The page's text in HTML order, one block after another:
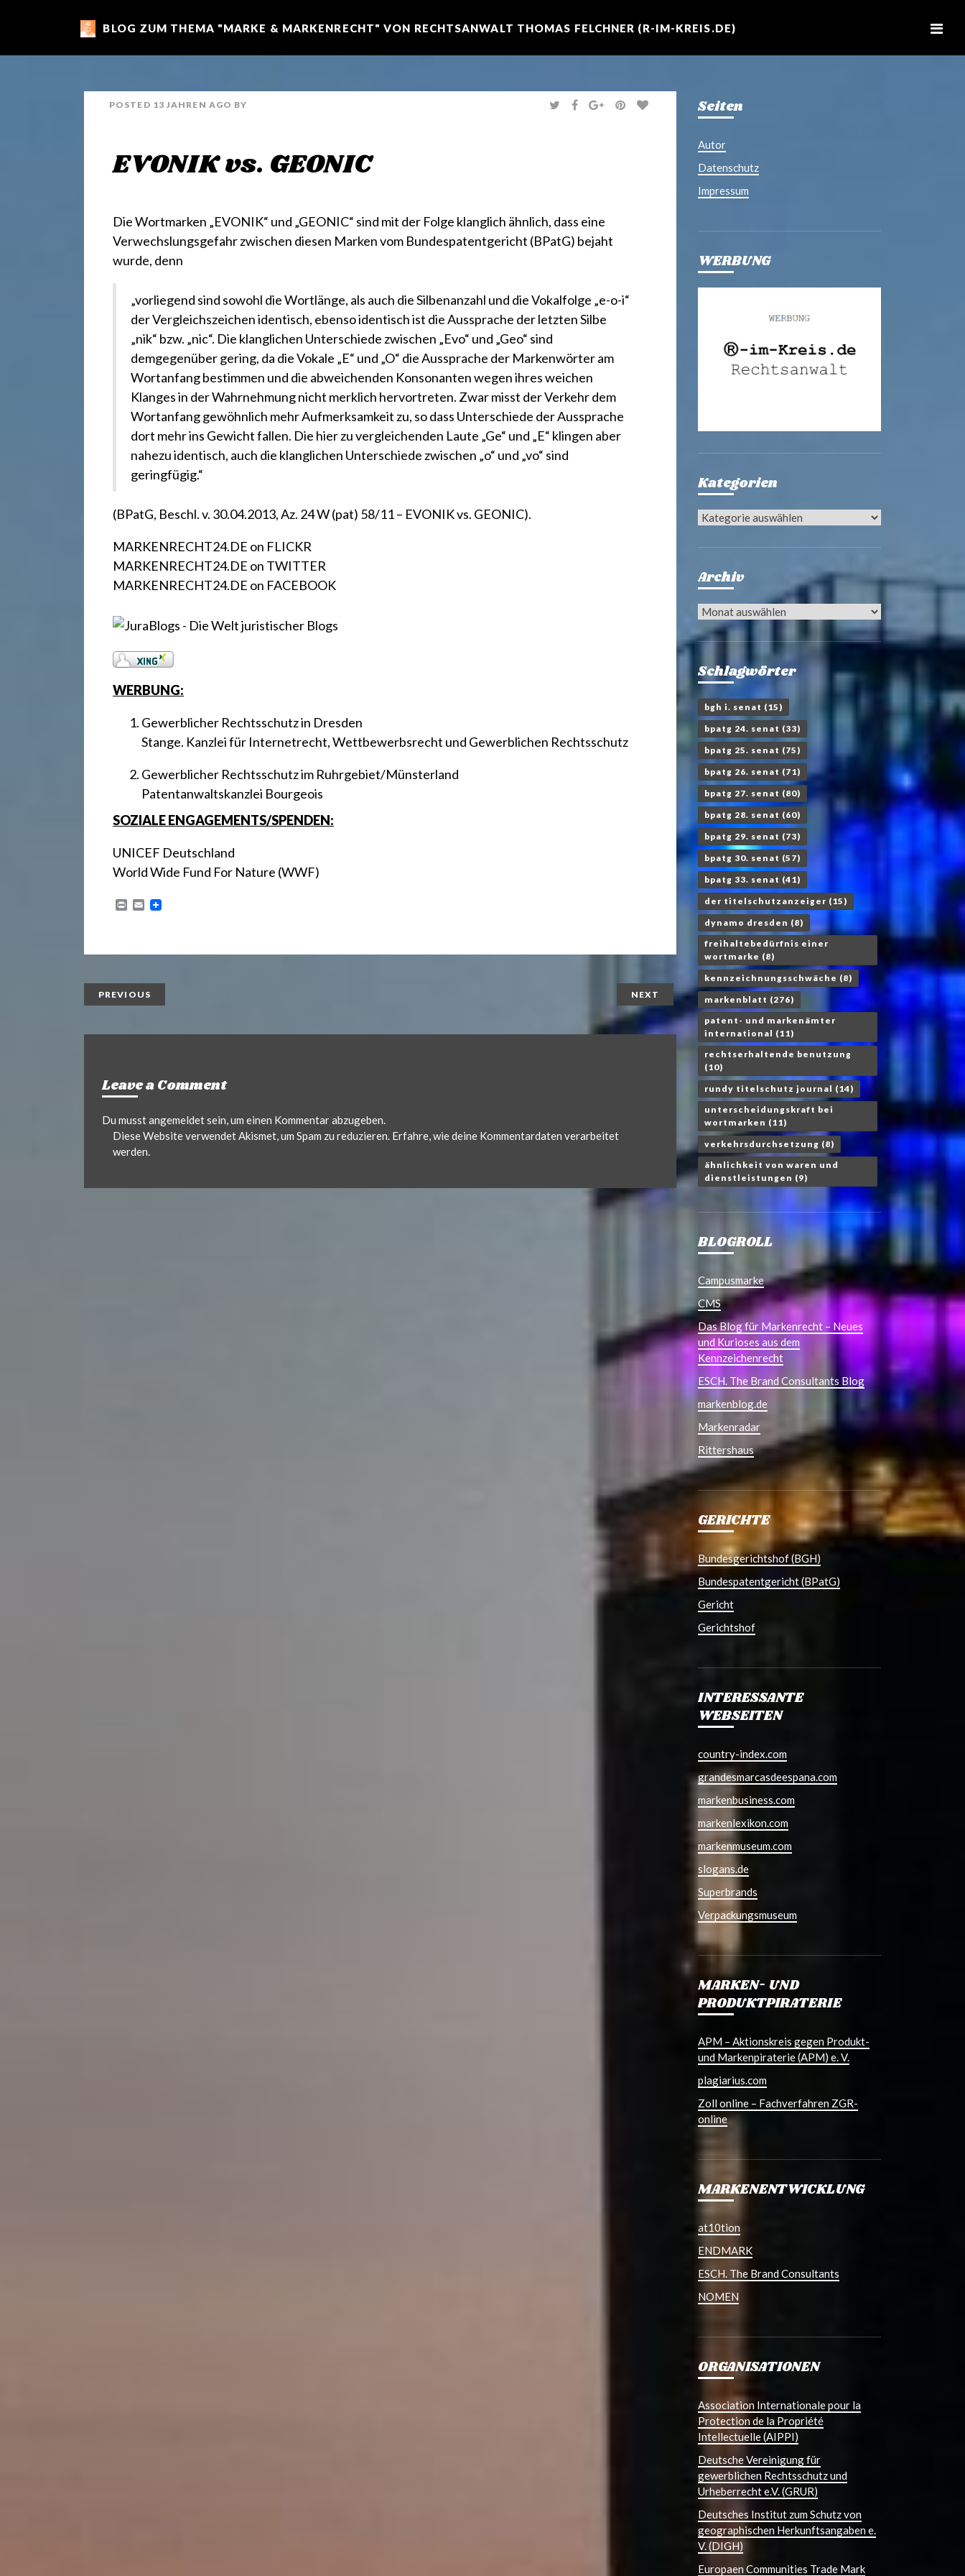
m
a
BLOG ZUM THEMA "MARKE & MARKENRECHT" VON RECHTSANWALT THOMAS FELCHNER (R-IM-KREIS.DE)
POSTED 13 JAHREN AGO BY
T
W
F
A
G
O
P
I
EVONIK vs. GEONIC
Die Wortmarken „EVONIK“ und „GEONIC“ sind mit der Folge klanglich ähnlich, dass eine
Verwechslungsgefahr zwischen diesen Marken vom Bundespatentgericht (BPatG) bejaht
wurde, denn
„vorliegend sind sowohl die Wortlänge, als auch die Silbenanzahl und die Vokalfolge „e-o-i“
der Vergleichszeichen identisch, ebenso identisch ist die Aussprache der letzten Silbe
„nik“ bzw. „nic“. Die klanglichen Unterschiede zwischen „Evo“ und „Geo“ sind
demgegenüber gering, da die Vokale „E“ und „O“ die Aussprache der Markenwörter am
Wortanfang bestimmen und die abweichenden Konsonanten wegen ihres weichen
Klanges in der Wahrnehmung nicht merklich hervortreten. Zwar misst der Verkehr dem
Wortanfang gewöhnlich mehr Aufmerksamkeit zu, so dass Unterschiede der Aussprache
dort mehr ins Gewicht fallen. Die hier zu vergleichenden Laute „Ge“ und „E“ klingen aber
nahezu identisch, auch die klanglichen Unterschiede zwischen „o“ und „vo“ sind
geringfügig.“
(BPatG, Beschl. v. 30.04.2013, Az. 24 W (pat) 58/11 – EVONIK vs. GEONIC).
MARKENRECHT24.DE on FLICKR
MARKENRECHT24.DE on TWITTER
MARKENRECHT24.DE on FACEBOOK
WERBUNG:
Gewerblicher Rechtsschutz in Dresden
Stange. Kanzlei für Internetrecht, Wettbewerbsrecht und Gewerblichen Rechtsschutz
Gewerblicher Rechtsschutz im Ruhrgebiet/Münsterland
Patentanwaltskanzlei Bourgeois
SOZIALE ENGAGEMENTS/SPENDEN:
UNICEF Deutschland
World Wide Fund For Nature (WWF)
E
PREVIOUS NEXT
Leave a Comment
Du musstangemeldetsein, um einen Kommentar abzugeben.
Diese Website verwendet Akismet, um Spam zu reduzieren. Erfahre, wie deine Kommentardaten verarbeitet
werden.
Seiten
Autor
Datenschutz
Impressum
WERBUNG
Kategorien
Kategorien
Archiv
Archiv
Schlagwörter
bgh i. senat (15)
bpatg 24. senat (33)
bpatg 25. senat (75)
bpatg 26. senat (71)
bpatg 27. senat (80)
bpatg 28. senat (60)
bpatg 29. senat (73)
bpatg 30. senat (57)
bpatg 33. senat (41)
der titelschutzanzeiger (15)
dynamo dresden (8)
freihaltebedürfnis einer
wortmarke (8)
kennzeichnungsschwäche (8)
markenblatt (276)
patent- und markenämter
international (11)
rechtserhaltende benutzung
(10)
rundy titelschutz journal (14)
unterscheidungskraft bei
wortmarken (11)
verkehrsdurchsetzung (8)
ähnlichkeit von waren und
dienstleistungen (9)
BLOGROLL
Campusmarke
CMS
Das Blog für Markenrecht – Neues
und Kurioses aus dem
Kennzeichenrecht
ESCH. The Brand Consultants Blog
markenblog.de
Markenradar
Rittershaus
GERICHTE
Bundesgerichtshof (BGH)
Bundespatentgericht (BPatG)
Gericht
Gerichtshof
INTERESSANTE
WEBSEITEN
country-index.com
grandesmarcasdeespana.com
markenbusiness.com
markenlexikon.com
markenmuseum.com
slogans.de
Superbrands
Verpackungsmuseum
MARKEN- UND
PRODUKTPIRATERIE
APM – Aktionskreis gegen Produkt-
und Markenpiraterie (APM) e. V.
plagiarius.com
Zoll online – Fachverfahren ZGR-
online
MARKENENTWICKLUNG
at10tion
ENDMARK
ESCH. The Brand Consultants
NOMEN
ORGANISATIONEN
Association Internationale pour la
Protection de la Propriété
Intellectuelle (AIPPI)
Deutsche Vereinigung für
gewerblichen Rechtsschutz und
Urheberrecht e.V. (GRUR)
Deutsches Institut zum Schutz von
geographischen Herkunftsangaben e.
V. (DIGH)
Europaen Communities Trade Mark